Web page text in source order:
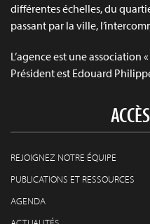
différentes échelles, du
passant par la ville,
L’agence est une association
Président est Edouard
REJOIGNEZ NOTRE ÉQUIPE
PUBLICATIONS ET RESSOURCES
AGENDA